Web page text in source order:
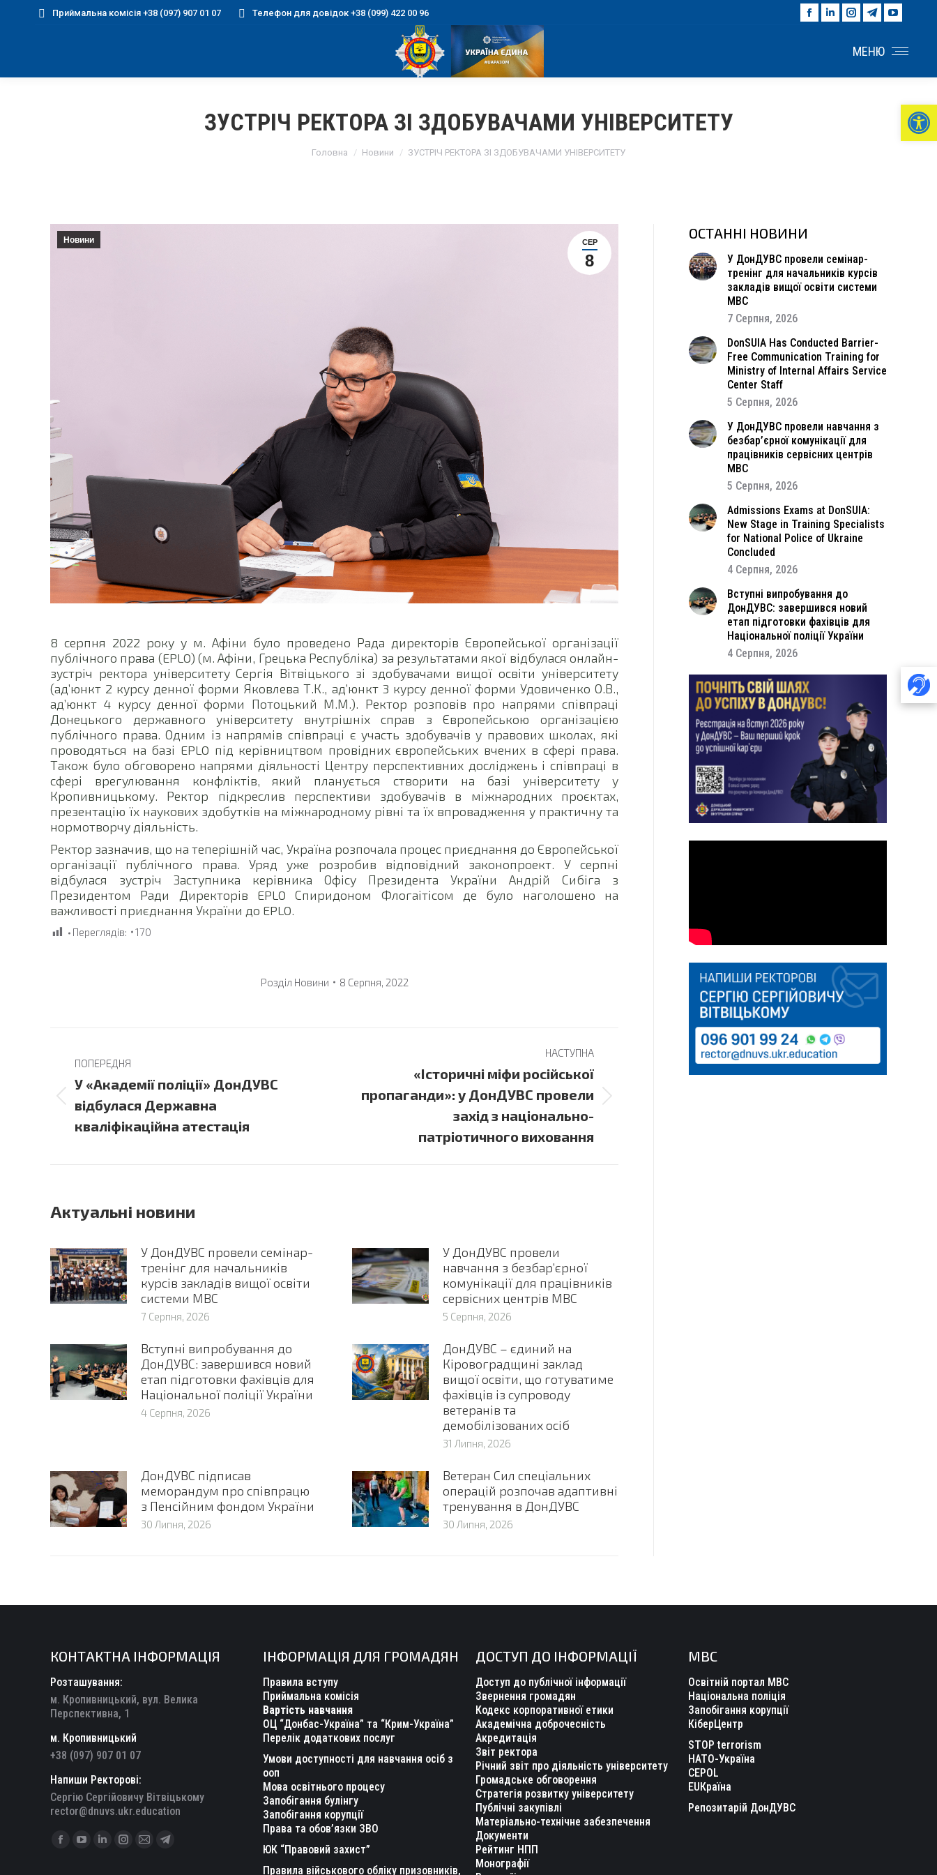
Приймальна комісія +38 (097) 907 01 07 Телефон для довідок +38 (099) 422 00 96
FacebookLinkedin
opens
Instagram
opens
window
Telegram
opens
window
opens
МЕНЮ
ЗУСТРІЧ РЕКТОРА ЗІ ЗДОБУВАЧАМИ УНІВЕРСИТЕТУ
Головна Новини ЗУСТРІЧ РЕКТОРА ЗІ ЗДОБУВАЧАМИ УНІВЕРСИТЕТУ
СЕР
8
Новини
8 серпня 2022 року у м. Афіни було проведено Рада директорів Європейської організації
публічного права (EPLO) (м. Афіни, Грецька Республіка) за результатами якої відбулася онлайн-
зустріч ректора університету Сергія Вітвіцького зі здобувачами вищої освіти університету
(ад’юнкт 2 курсу денної форми Яковлева Т.К., ад’юнкт 3 курсу денної форми Удовиченко О.В.,
ад’юнкт 4 курсу денної форми Потоцький М.М.). Ректор розповів про напрями співпраці
Донецького державного університету внутрішніх справ з Європейською організацією
публічного права. Одним із напрямів співпраці є участь здобувачів у правових школах, які
проводяться на базі EPLO під керівництвом провідних європейських вчених в сфері права.
Також було обговорено напрями діяльності Центру перспективних досліджень і співпраці в
сфері врегулювання конфліктів, який планується створити на базі університету у
Кропивницькому. Ректор підкреслив перспективи здобувачів в міжнародних проєктах,
презентацію їх наукових здобутків на міжнародному рівні та їх впровадження у практичну та
нормотворчу діяльність.
Ректор зазначив, що на теперішній час, Україна розпочала процес приєднання до Європейської
організації публічного права. Уряд уже розробив відповідний законопроект. У серпні
відбулася зустріч Заступника керівника Офісу Президента України Андрій Сибіга з
Президентом Ради Директорів EPLO Спиридоном Флогаітісом де було наголошено на
важливості приєднання України до EPLO.
Переглядів: 170
Розділ Новини 8 Серпня, 2022
navigation
ПОПЕРЕДНЯ
Previous
У «Академії поліції» ДонДУВС
відбулася Державна
кваліфікаційна атестація
НАСТУПНА
Next
«Історичні міфи російської
пропаганди»: у ДонДУВС провели
захід з національно-
патріотичного виховання
Актуальні новини
У ДонДУВС провели семінар-
тренінг для начальників
курсів закладів вищої освіти
системи МВС
7 Серпня, 2026
У ДонДУВС провели
навчання з безбар’єрної
комунікації для працівників
сервісних центрів МВС
5 Серпня, 2026
Вступні випробування до
ДонДУВС: завершився новий
етап підготовки фахівців для
Національної поліції України
4 Серпня, 2026
ДонДУВС – єдиний на
Кіровоградщині заклад
вищої освіти, що готуватиме
фахівців із супроводу
ветеранів та
демобілізованих осіб
31 Липня, 2026
ДонДУВС підписав
меморандум про співпрацю
з Пенсійним фондом України
30 Липня, 2026
Ветеран Сил спеціальних
операцій розпочав адаптивні
тренування в ДонДУВС
30 Липня, 2026
ОСТАННІ НОВИНИ
У ДонДУВС провели семінар-
тренінг для начальників курсів
закладів вищої освіти системи
МВС
7 Серпня, 2026
DonSUIA Has Conducted Barrier-
Free Communication Training for
Ministry of Internal Affairs Service
Center Staff
5 Серпня, 2026
У ДонДУВС провели навчання з
безбар’єрної комунікації для
працівників сервісних центрів
МВС
5 Серпня, 2026
Admissions Exams at DonSUIA:
New Stage in Training Specialists
for National Police of Ukraine
Concluded
4 Серпня, 2026
Вступні випробування до
ДонДУВС: завершився новий
етап підготовки фахівців для
Національної поліції України
4 Серпня, 2026
КОНТАКТНА ІНФОРМАЦІЯ
Розташування:
м. Кропивницький, вул. Велика
Перспективна, 1
м. Кропивницький
+38 (097) 907 01 07
Напиши Ректорові:
Сергію Сергійовичу Вітвіцькому
rector@dnuvs.ukr.education
Find us on:
Facebook
YouTubeLinkedinInstagram
Mail
Telegram
ІНФОРМАЦІЯ ДЛЯ ГРОМАДЯН
Правила вступу
Приймальна комісія
Вартість навчання
ОЦ “Донбас-Україна” та “Крим-Україна”
Перелік додаткових послуг
Умови доступності для навчання осіб з
ооп
Мова освітнього процесу
Запобігання булінгу
Запобігання корупції
Права та обов’язки ЗВО
ЮК “Правовий захист”
Правила військового обліку призовників,
ДОСТУП ДО ІНФОРМАЦІЇ
Доступ до публічної інформації
Звернення громадян
Кодекс корпоративної етики
Академічна доброчесність
Акредитація
Звіт ректора
Річний звіт про діяльність університету
Громадське обговорення
Стратегія розвитку університету
Публічні закупівлі
Матеріально-технічне забезпечення
Документи
Рейтинг НПП
Монографії
МВС
Освітній портал МВС
Національна поліція
Запобігання корупції
КіберЦентр
STOP terrorism
НАТО-Україна
CEPOL
EUКраїна
Репозитарій ДонДУВС